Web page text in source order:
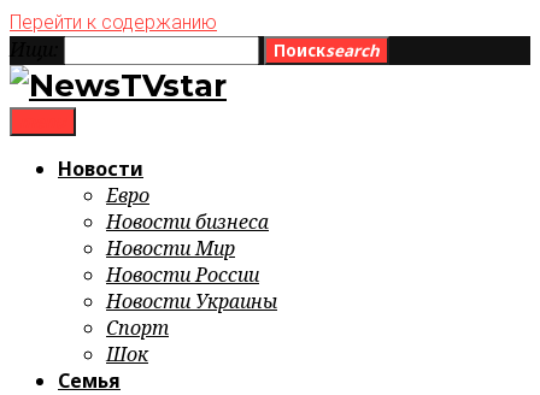
Перейти к содержанию
Поискsearch
Новости
Евро
Новости бизнеса
Новости Мир
Новости России
Новости Украины
Спорт
Шок
Семья